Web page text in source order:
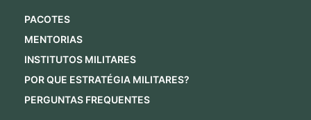
PACOTES
MENTORIAS
INSTITUTOS MILITARES
POR QUE ESTRATÉGIA MILITARES?
PERGUNTAS FREQUENTES